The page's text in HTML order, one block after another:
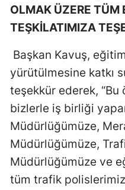
OLMAK ÜZERE TÜM
TEŞKİLATIMIZA
Başkan Kavuş,
yürütülmesine katkı
teşekkür ederek, “Bu
bizlerle iş birliği
Müdürlüğümüze,
Müdürlüğümüze,
Müdürlüğümüze ve
tüm trafik